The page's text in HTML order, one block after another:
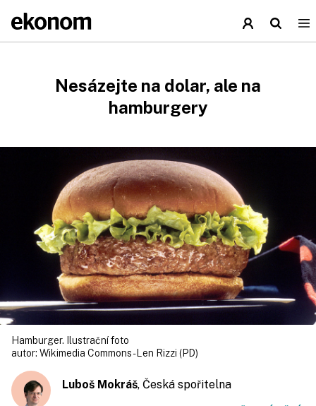
Nesázejte na dolar, ale na
hamburgery
Hamburger. Ilustrační foto
autor: Wikimedia Commons - Len Rizzi (PD)
Luboš Mokráš, Česká spořitelna